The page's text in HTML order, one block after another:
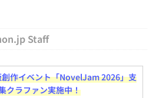
Staff
作イベント「NovelJam 2026」支
クラファン実施中！